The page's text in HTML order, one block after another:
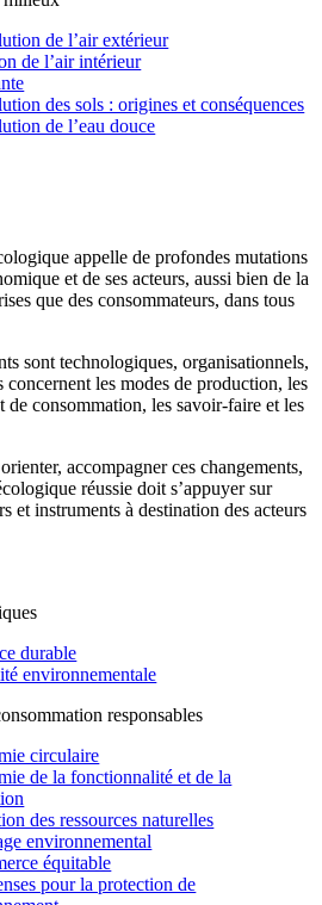
de l’air extérieur
de l’air intérieur
des sols : origines et conséquences
de l’eau douce
appelle de profondes mutations
et de ses acteurs, aussi bien de la
que des consommateurs, dans tous
sont technologiques, organisationnels,
concernent les modes de production, les
de consommation, les savoir-faire et les
accompagner ces changements,
réussie doit s’appuyer sur
et instruments à destination des acteurs
durable
environnementale
responsables
circulaire
de la fonctionnalité et de la
des ressources naturelles
environnemental
équitable
pour la protection de